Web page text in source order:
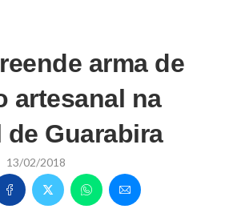
arma de
artesanal na
de Guarabira
13/02/2018